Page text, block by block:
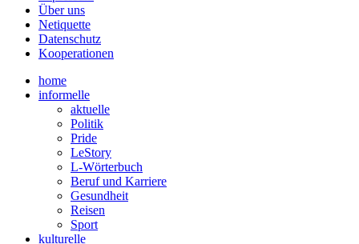
Über uns
Netiquette
Datenschutz
Kooperationen
home
informelle
aktuelle
Politik
Pride
LeStory
L-Wörterbuch
Beruf und Karriere
Gesundheit
Reisen
Sport
kulturelle